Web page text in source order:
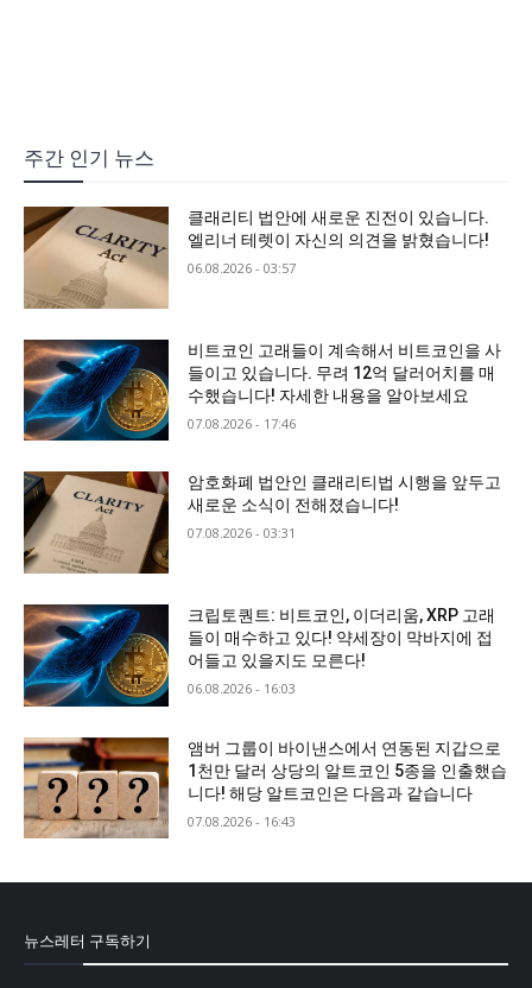
주간 인기 뉴스
클래리티 법안에 새로운 진전이 있습니다.
엘리너 테렛이 자신의 의견을 밝혔습니다!
06.08.2026 - 03:57
비트코인 고래들이 계속해서 비트코인을 사
들이고 있습니다. 무려 12억 달러어치를 매
수했습니다! 자세한 내용을 알아보세요
07.08.2026 - 17:46
암호화폐 법안인 클래리티법 시행을 앞두고
새로운 소식이 전해졌습니다!
07.08.2026 - 03:31
크립토퀀트: 비트코인, 이더리움, XRP 고래
들이 매수하고 있다! 약세장이 막바지에 접
어들고 있을지도 모른다!
06.08.2026 - 16:03
앰버 그룹이 바이낸스에서 연동된 지갑으로
1천만 달러 상당의 알트코인 5종을 인출했습
니다! 해당 알트코인은 다음과 같습니다
07.08.2026 - 16:43
뉴스레터 구독하기